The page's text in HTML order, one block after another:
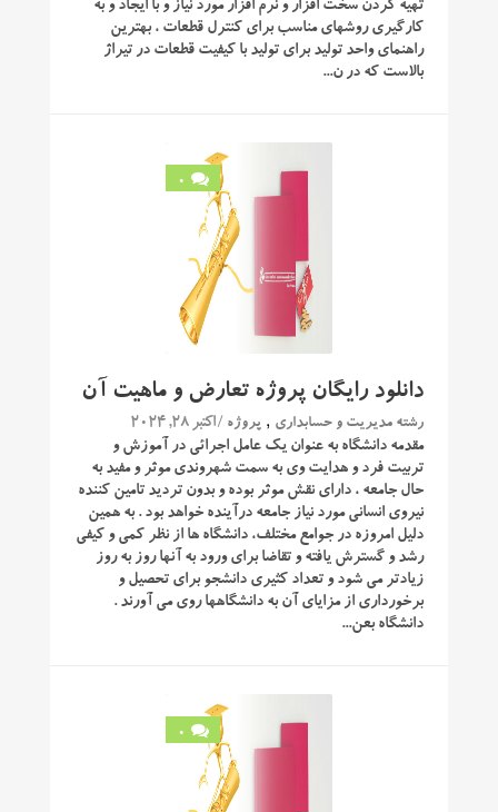
تهیه کردن سخت افزار و نرم افزار مورد نیاز و با ایجاد و به
کارگیری روشهای مناسب برای کنترل قطعات ، بهترین
راهنمای واحد تولید برای تولید با کیفیت قطعات در تیراژ
بالاست که در ن...
0
دانلود رایگان پروژه تعارض و ماهیت آن
رشته مدیریت و حسابداری , پروژه / اکتبر 28, 2024
مقدمه دانشگاه به عنوان یک عامل اجرائی در آموزش و
تربیت فرد و هدایت وی به سمت شهروندی موثر و مفید به
حال جامعه ، دارای نقش موثر بوده و بدون تردید تامین کننده
نیروی انسانی مورد نیاز جامعه درآ‌ینده خواهد بود . به همین
دلیل امروزه در جوامع مختلف، دانشگاه ها از نظر کمی و کیفی
رشد و گسترش یافته و تقاضا برای ورود به آنها روز به روز
زیادتر می شود و تعداد کثیری دانشجو برای تحصیل و
برخورداری از مزایای آن به دانشگاهها روی می آورند .
دانشگاه بعن...
0